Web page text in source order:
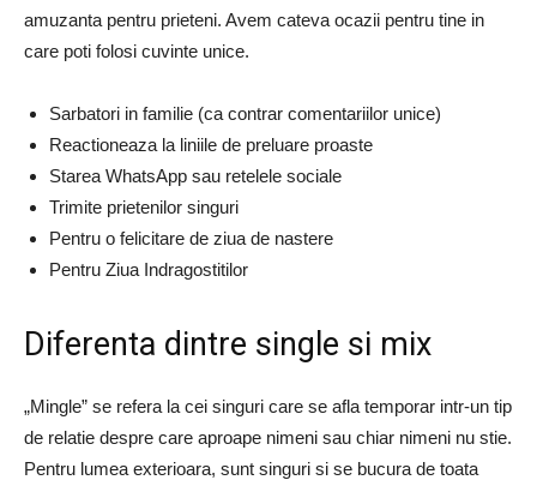
amuzanta pentru prieteni. Avem cateva ocazii pentru tine in
care poti folosi cuvinte unice.
Sarbatori in familie (ca contrar comentariilor unice)
Reactioneaza la liniile de preluare proaste
Starea WhatsApp sau retelele sociale
Trimite prietenilor singuri
Pentru o felicitare de ziua de nastere
Pentru Ziua Indragostitilor
Diferenta dintre single si mix
„Mingle” se refera la cei singuri care se afla temporar intr-un tip
de relatie despre care aproape nimeni sau chiar nimeni nu stie.
Pentru lumea exterioara, sunt singuri si se bucura de toata